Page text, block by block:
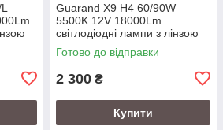
Guarand X9 H4 60/90W
5500K 12V 18000Lm
світлодіодні лампи з лінзою
Готово до відправки
2 300 ₴
Купити